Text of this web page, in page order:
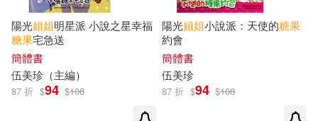
陽光姐姐明星派 小說之星幸福
糖果宅急送
簡體書
伍美珍（主編）
87 折 $94 $108
陽光姐姐小說派：天使的糖果
約會
簡體書
伍美珍
87 折 $94 $108